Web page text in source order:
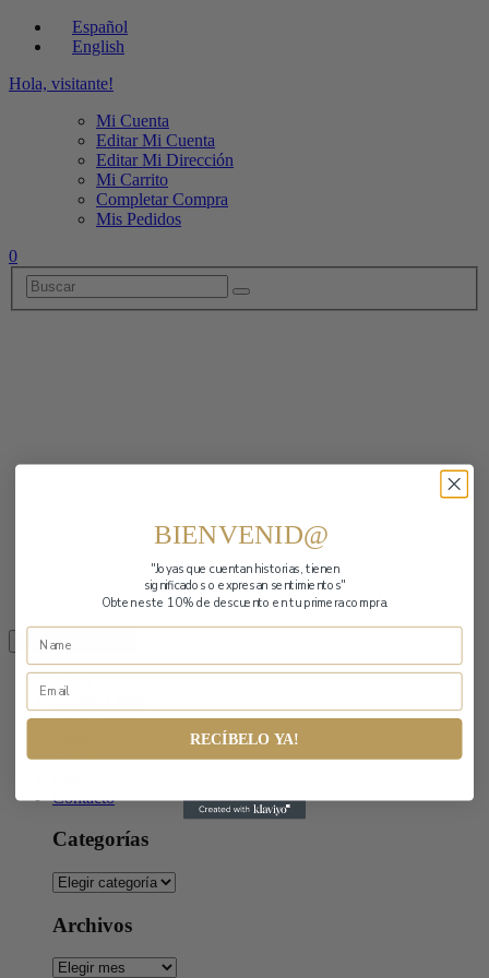
Español
English
Hola, visitante!
Mi Cuenta
Editar Mi Cuenta
Editar Mi Dirección
Mi Carrito
Completar Compra
Mis Pedidos
0
Toggle navigation
Inicio
Sharon Loew
Colecciones
Encuéntranos
Contacto
Categorías
Categorías
Archivos
Archivos
BIENVENID@
"Joyas que cuentan historias,tienen
significados o expresan sentimientos"
Obten este 10% de descuento en tu primera compra.
RECÍBELO YA!